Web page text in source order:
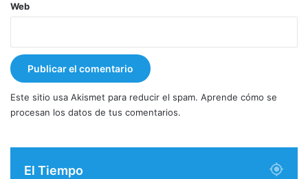
Web
Este sitio usa Akismet para reducir el spam. Aprende cómo se
procesan los datos de tus comentarios.
El Tiempo